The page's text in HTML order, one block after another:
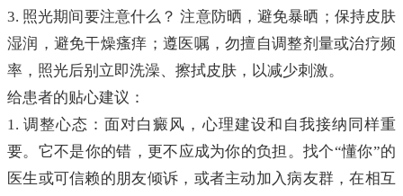
3. 照光期间要注意什么？ 注意防晒，避免暴晒；保持皮肤
湿润，避免干燥瘙痒；遵医嘱，勿擅自调整剂量或治疗频
率，照光后别立即洗澡、擦拭皮肤，以减少刺激。
给患者的贴心建议：
1. 调整心态：面对白癜风，心理建设和自我接纳同样重
要。它不是你的错，更不应成为你的负担。找个“懂你”的
医生或可信赖的朋友倾诉，或者主动加入病友群，在相互